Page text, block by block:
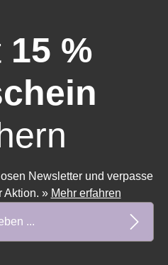
15 %
Newsletter und verpasse
Aktion. » Mehr erfahren